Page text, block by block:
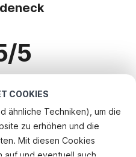
COOKIES
ähnliche Techniken), um die
zu erhöhen und die
Mit diesen Cookies
auf und eventuell auch
5
für Urlaub